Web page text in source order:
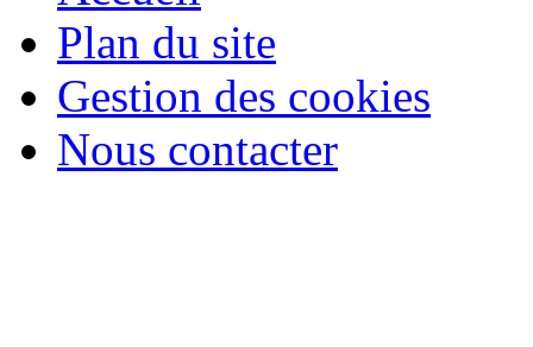
Plan du site
Gestion des cookies
Nous contacter